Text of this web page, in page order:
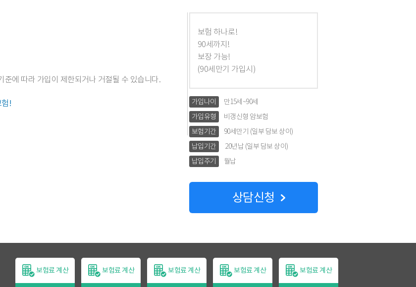
준에 따라 가입이 제한되거나 거절될 수 있습니다.
험!
보험 하나로!
90세까지!
보장 가능!
(90세만기 가입시)
가입나이
만15세~90세
가입유형
비갱신형 암보험
보험기간
90세만기 (일부 담보 상이)
납입기간
20년납 (일부 담보 상이)
납입주기
월납
상담신청
보험료 계산 보험료 계산 보험료 계산 보험료 계산 보험료 계산